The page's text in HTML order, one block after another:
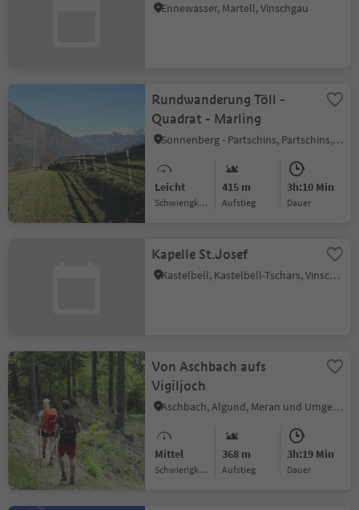
Ennewasser, Martell, Vinschgau
Rundwanderung Töll -
Quadrat - Marling
Sonnenberg - Partschins, Partschins, Meran und Umgebung
Leicht
Schwierigkeitsgrad
415 m
Aufstieg
3h:10 Min
Dauer
Kapelle St.Josef
Kastelbell, Kastelbell-Tschars, Vinschgau
Von Aschbach aufs
Vigiljoch
Aschbach, Algund, Meran und Umgebung
Mittel
Schwierigkeitsgrad
368 m
Aufstieg
3h:19 Min
Dauer